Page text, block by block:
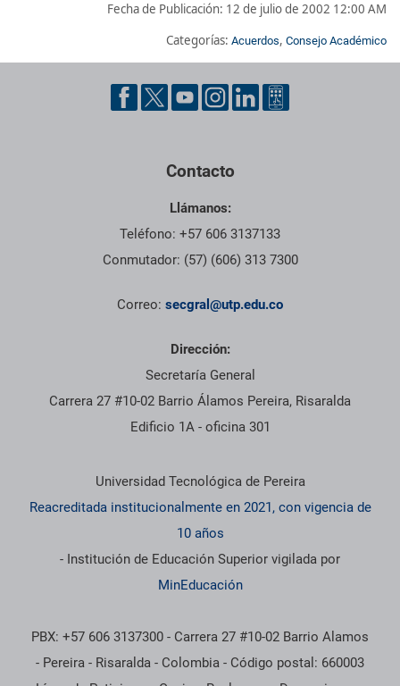
Fecha de Publicación: 12 de julio de 2002 12:00 AM
Categorías: Acuerdos, Consejo Académico
Pie de página con información de contacto, redes sociales y
Contacto
Llámanos:
Teléfono: +57 606 3137133
Conmutador: (57) (606) 313 7300
Correo: secgral@utp.edu.co
Dirección:
Secretaría General
Carrera 27 #10-02 Barrio Álamos Pereira, Risaralda
Edificio 1A - oficina 301
Información institucional
Universidad Tecnológica de Pereira
Reacreditada institucionalmente en 2021, con vigencia de
10 años
- Institución de Educación Superior vigilada por
MinEducación
PBX: +57 606 3137300 - Carrera 27 #10-02 Barrio Alamos
- Pereira - Risaralda - Colombia - Código postal: 660003